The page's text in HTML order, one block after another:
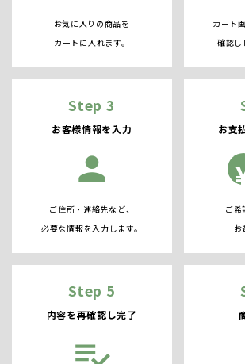
お気に入りの商品を
カートに入れます。
カート
確認し
Step 3
お客様情報を入力
person
ご住所・連絡先など、
必要な情報を入力します。
お支
ご希
お
Step 5
内容を再確認し完了
playlist_add_check